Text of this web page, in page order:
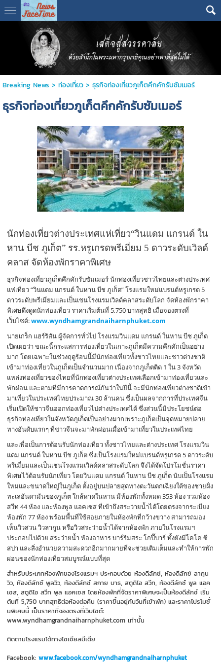
Breaking News > ท่องเที่ยว> ธุรกิจท่องเที่ยวภูเก็ตคึกคักรับซัมเมอร์
ธุรกิจท่องเที่ยวภูเก็ตคึกคักรับซัมเมอร์
นักท่องเที่ยวต่างประเทศแห่เที่ยว“วินแดม แกรนด์ ใน
หาน บีช ภูเก็ต” รร.หรูเกรดพรีเมี่ยม 5 ดาวระดับเวิลด์
คลาส จัดห้องพักราคาพิเศษ
ธุรกิจท่องเที่ยวภูเก็ตคึกคักรับซัมเมอร์ นักท่องเที่ยวชาวไทยและต่างประเทศ
แห่เที่ยว “วินแดม แกรนด์ ในหาน บีช ภูเก็ต” โรงแรมใหม่แบรนด์หรูเกรด 5
ดาวระดับพรีเมี่ยมและเป็นเชนโรงแรมเวิลด์คลาสระดับโลก จัดห้องพักราคา
พิเศษดึงดูดนักท่องเที่ยว ราคาเริ่มต้นที่ 5,750 บาทสุทธิ เมื่อจองตรงที่
เว็บไซต์:www.wyndhamgrandnaiharnphuket.com
นายเกร็ก แฮร์ริสัน ผู้จัดการทั่วไป โรงแรมวินแดม แกรนด์ ในหาน บีช ภูเก็ต
เปิดเผยว่า ขณะนี้กระแสการท่องเที่ยวในเกาะภูเก็ตมีความคึกคักเป็นอย่าง
มาก โดยเฉพาะในช่วงฤดูร้อนนี้มีนักท่องเที่ยวทั้งชาวไทยและชาวต่างชาติ
เข้ามาท่องเที่ยวในภูเก็ตเป็นจำนวนมาก เนื่องจากภูเก็ตติด 1 ใน 3 จังหวัด
แหล่งท่องเที่ยวของไทยที่นักท่องเที่ยวต่างประเทศเลือกเข้ามาท่องเที่ยวและ
พักผ่อน และตามที่มีการคาดการณ์กันว่าในปีนี้ จะมีนักท่องเที่ยวต่างชาติเข้า
มาเที่ยวในประเทศไทยประมาณ 30 ล้านคน ซึ่งเป็นผลจากการที่ประเทศจีน
เริ่มเปิดให้ชาวจีนออกท่องเที่ยวไปต่างประเทศได้ ซึ่งส่วนนี้มีประโยชน์ต่อ
ธุรกิจท่องเที่ยวในจังหวัดภูเก็ตเป็นอย่างมากเพราะภูเก็ตเป็นจุดหมายปลาย
ทางอันดับแรกๆ ที่ชาวจีนจะมาพักผ่อนเมื่อเข้ามาเที่ยวในประเทศไทย
และเพื่อเป็นการต้อนรับนักท่องเที่ยว ทั้งชาวไทยและต่างประเทศ โรงแรมวิน
แดม แกรนด์ ในหาน บีช ภูเก็ต ซึ่งเป็นโรงแรมใหม่แบรนด์หรูเกรด 5 ดาวระดับ
พรีเมี่ยมและเป็นเชนโรงแรมเวิลด์คลาสระดับโลก จึงได้จัดโปรโมชั่นราคา
พิเศษไว้ต้อนรับนักเที่ยว โดยวินแดม แกรนด์ ในหาน บีช ภูเก็ต นับเป็นโรงแรม
ใหม่และขนาดใหญ่ในภูเก็ต ตั้งอยู่บนปลายสุดทางตะวันตกเฉียงใต้ของชายฝั่ง
ทะเลอันดามันของภูเก็ต ใกล้หาดในหาน มีห้องพักทั้งหมด 353 ห้อง รวมห้อง
สวีท 44 ห้อง และห้องพูล แอคเซส ที่เข้าถึงสระว่ายน้ำได้โดยตรงจากระเบียง
ห้องพัก 77 ห้อง พร้อมพื้นที่ใช้สอยภายในห้องพักที่กว้างขวาง สามารถมอง
เห็นวิวสวน วิวลากูน หรือวิวสระว่ายน้ำได้จากห้องพัก ภายในโรงแรมฯ
ประกอบไปด้วย สระว่ายน้ำ ห้องอาหาร บาร์ริมสระ โกปี๊บาร์ ทั้งยังมีโคโค่ ซี
สปา และสิ่งอำนวยความสะดวกอีกมากมายที่จะช่วยเติมเต็มและทำให้การพัก
ผ่อนของนักท่องเที่ยวสมบูรณ์แบบที่สุด
สำหรับประเภทห้องพักของโรงแรมฯ ประกอบด้วย ห้องดีลักซ์, ห้องดีลักซ์ ลากูน
วิว, ห้องดีลักซ์ พูลวิว, ห้องดีลักซ์ สกาย บาธ, สตูดิโอ สวีท, ห้องดีลักซ์ พูล แอค
เซส, สตูดิโอ สวีท พูล แอคเซส โดยห้องพักที่จัดราคาพิเศษจะเป็นห้องดีลักซ์ เริ่ม
ต้นที่ 5,750 บาทสุทธิต่อห้องต่อคืน (ราคาขึ้นอยู่กับวันที่เข้าพัก) และราคาโปรโมชั่
นพิเศษนี้ เป็นราคาที่จองตรงที่เว็บไซต์:
www.wyndhamgrandnaiharnphuket.com เท่านั้น
ติดตามโรงแรมได้ทางโซเชียลมีเดีย
Facebook:www.facebook.com/wyndhamgrandnaiharnphuket